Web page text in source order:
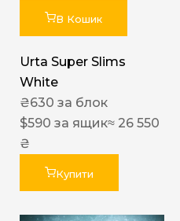
В Кошик
Urta Super Slims
White
₴630 за блок
$590 за ящик≈ 26 550
₴
Купити